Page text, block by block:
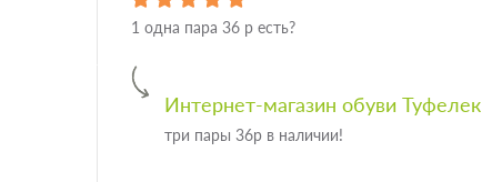
1 одна пара 36 р есть?
Интернет-магазин обуви Туфелек
три пары 36р в наличии!